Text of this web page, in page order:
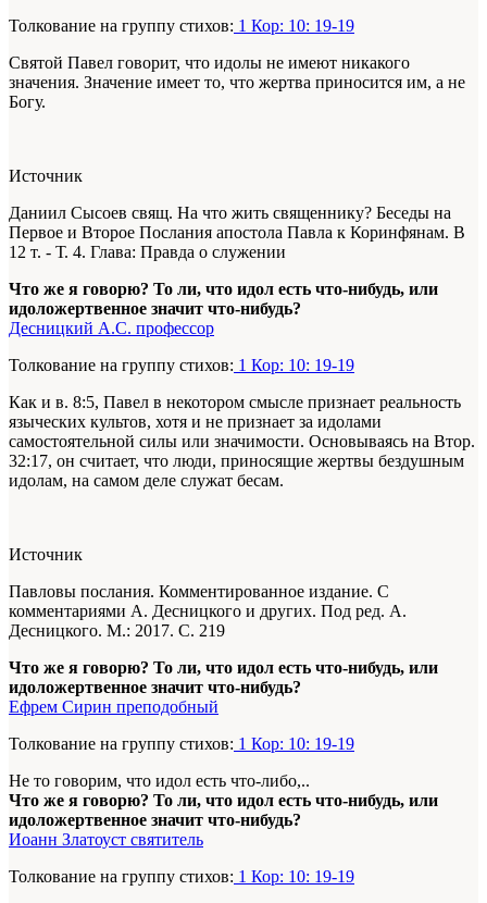
Толкование на группу стихов: 1 Кор: 10: 19-19
Святой Павел говорит, что идолы не имеют никакого
значения. Значение имеет то, что жертва приносится им, а не
Богу.
Источник
Даниил Сысоев свящ. На что жить священнику? Беседы на
Первое и Второе Послания апостола Павла к Коринфянам. В
12 т. - Т. 4. Глава: Правда о служении
Что же я говорю? То ли, что идол есть что-нибудь, или
идоложертвенное значит что-нибудь?
Десницкий А.С. профессор
Толкование на группу стихов: 1 Кор: 10: 19-19
Как и в. 8:5, Павел в некотором смысле признает реальность
языческих культов, хотя и не признает за идолами
самостоятельной силы или значимости. Основываясь на Втор.
32:17, он считает, что люди, приносящие жертвы бездушным
идолам, на самом деле служат бесам.
Источник
Павловы послания. Комментированное издание. С
комментариями А. Десницкого и других. Под ред. А.
Десницкого. М.: 2017. С. 219
Что же я говорю? То ли, что идол есть что-нибудь, или
идоложертвенное значит что-нибудь?
Ефрем Сирин преподобный
Толкование на группу стихов: 1 Кор: 10: 19-19
Не то говорим, что идол есть что-либо,..
Что же я говорю? То ли, что идол есть что-нибудь, или
идоложертвенное значит что-нибудь?
Иоанн Златоуст святитель
Толкование на группу стихов: 1 Кор: 10: 19-19